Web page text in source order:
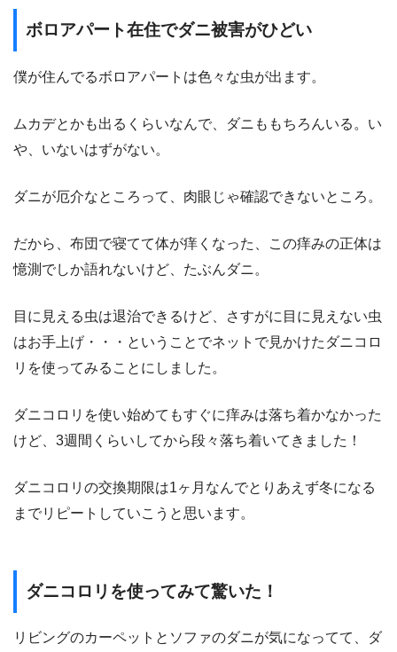
ボロアパート在住でダニ被害がひどい
僕が住んでるボロアパートは色々な虫が出ます。
ムカデとかも出るくらいなんで、ダニももちろんいる。い
や、いないはずがない。
ダニが厄介なところって、肉眼じゃ確認できないところ。
だから、布団で寝てて体が痒くなった、この痒みの正体は
憶測でしか語れないけど、たぶんダニ。
目に見える虫は退治できるけど、さすがに目に見えない虫
はお手上げ・・・ということでネットで見かけたダニコロ
リを使ってみることにしました。
ダニコロリを使い始めてもすぐに痒みは落ち着かなかった
けど、3週間くらいしてから段々落ち着いてきました！
ダニコロリの交換期限は1ヶ月なんでとりあえず冬になる
までリピートしていこうと思います。
ダニコロリを使ってみて驚いた！
リビングのカーペットとソファのダニが気になってて、ダ